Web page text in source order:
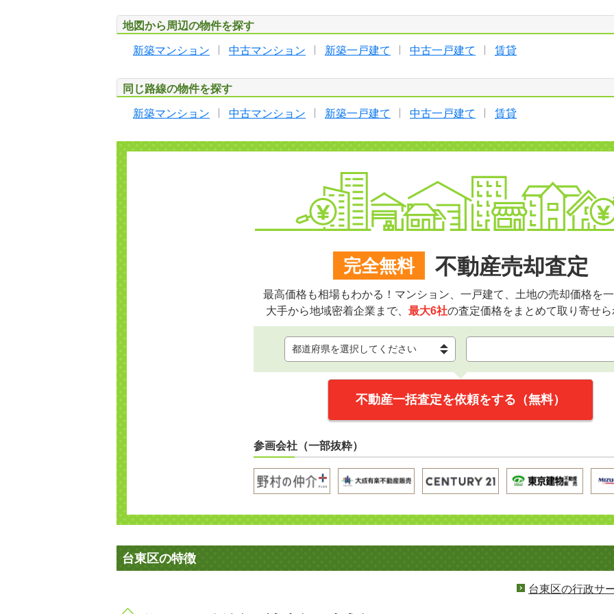
地図から周辺の物件を探す
新築マンション 中古マンション 新築一戸建て 中古一戸建て 賃貸
同じ路線の物件を探す
新築マンション 中古マンション 新築一戸建て 中古一戸建て 賃貸
完全無料 不動産売却査定
最高価格も相場もわかる！マンション、一戸建て、土地の売却価格を
大手から地域密着企業まで、 最大6社の査定価格をまとめて取り寄せ
不動産一括査定を依頼をする（無料）
参画会社（一部抜粋）
台東区の特徴
台東区の行政サ